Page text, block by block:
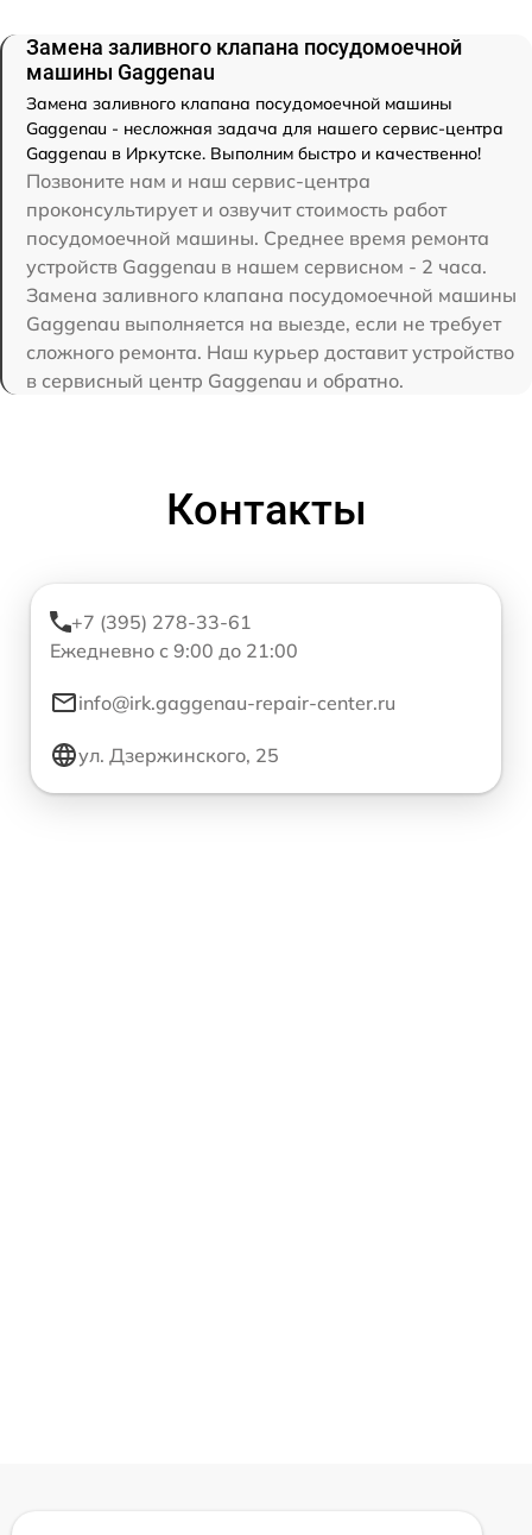
Замена заливного клапана посудомоечной
машины Gaggenau
Замена заливного клапана посудомоечной машины
Gaggenau - несложная задача для нашего сервис-центра
Gaggenau в Иркутске. Выполним быстро и качественно!
Позвоните нам и наш сервис-центра
проконсультирует и озвучит стоимость работ
посудомоечной машины. Среднее время ремонта
устройств Gaggenau в нашем сервисном - 2 часа.
Замена заливного клапана посудомоечной машины
Gaggenau выполняется на выезде, если не требует
сложного ремонта. Наш курьер доставит устройство
в сервисный центр Gaggenau и обратно.
Контакты
+7 (395) 278-33-61
Ежедневно с 9:00 до 21:00
info@irk.gaggenau-repair-center.ru
ул. Дзержинского, 25